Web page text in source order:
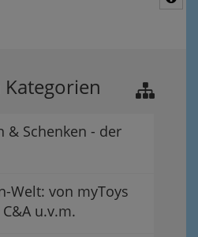
& Schenken - der
Welt: von myToys
u.v.m.